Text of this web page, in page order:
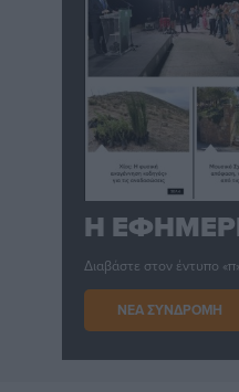
Η
Διαβάστε στον έντυπο
ΝΕΑ ΣΥΝΔΡΟΜΗ